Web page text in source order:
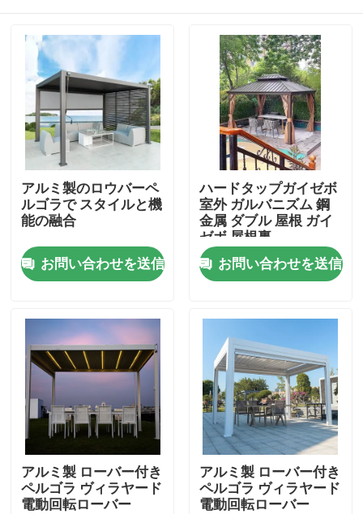
プロダクト
私達について
品質管理
アルミ製のロウバーペ
ルゴラで スタイルと機
能の融合
お問い合わせを送信
ハードタップガイゼボ
室外 ガルバニズム 鋼
金属 ダブル 屋根 ガイ
ゼボ 屋根裏
お問い合わせを送信
アルミ製 ローバー付き
ペルゴラ ヴィラヤード
電動回転ローバー
アルミ製 ローバー付き
ペルゴラ ヴィラヤード
電動回転ローバー